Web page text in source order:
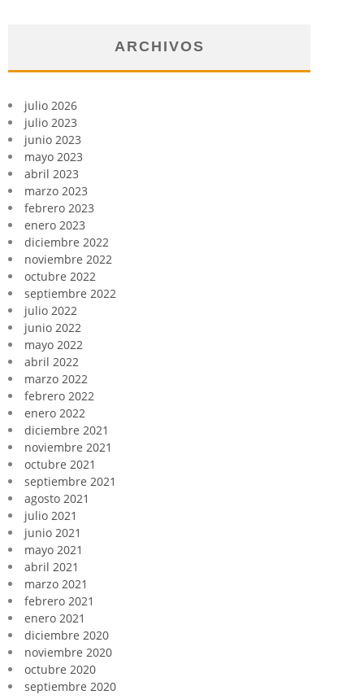
ARCHIVOS
julio 2026
julio 2023
junio 2023
mayo 2023
abril 2023
marzo 2023
febrero 2023
enero 2023
diciembre 2022
noviembre 2022
octubre 2022
septiembre 2022
julio 2022
junio 2022
mayo 2022
abril 2022
marzo 2022
febrero 2022
enero 2022
diciembre 2021
noviembre 2021
octubre 2021
septiembre 2021
agosto 2021
julio 2021
junio 2021
mayo 2021
abril 2021
marzo 2021
febrero 2021
enero 2021
diciembre 2020
noviembre 2020
octubre 2020
septiembre 2020